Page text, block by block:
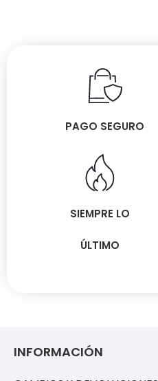
PAGO SEGURO
SIEMPRE LO
ÚLTIMO
INFORMACIÓN